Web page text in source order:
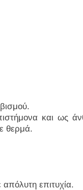
και ως
θερμά.
επιτυχία.